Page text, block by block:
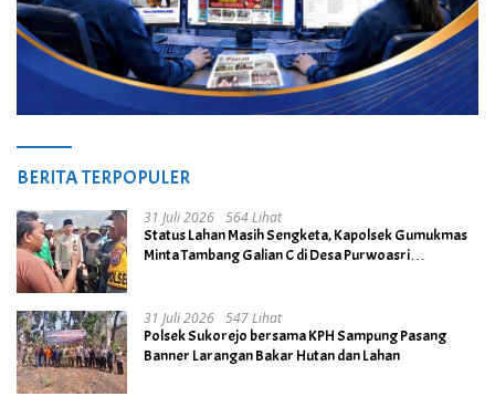
BERITA TERPOPULER
31 Juli 2026 564 Lihat
Status Lahan Masih Sengketa, Kapolsek Gumukmas
Minta Tambang Galian C di Desa Purwoasri
31 Juli 2026 547 Lihat
Polsek Sukorejo bersama KPH Sampung Pasang
Banner Larangan Bakar Hutan dan Lahan